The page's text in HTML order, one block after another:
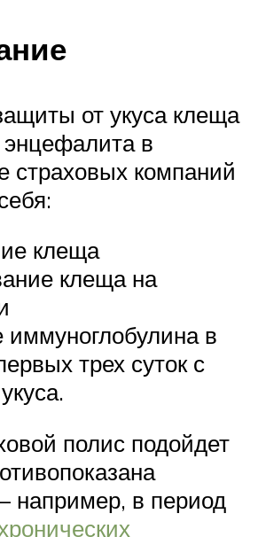
от укуса клеща
в
страховых компаний
клеща
клеща на
иммуноглобулина в
трех суток с
полис подойдет
например, в период